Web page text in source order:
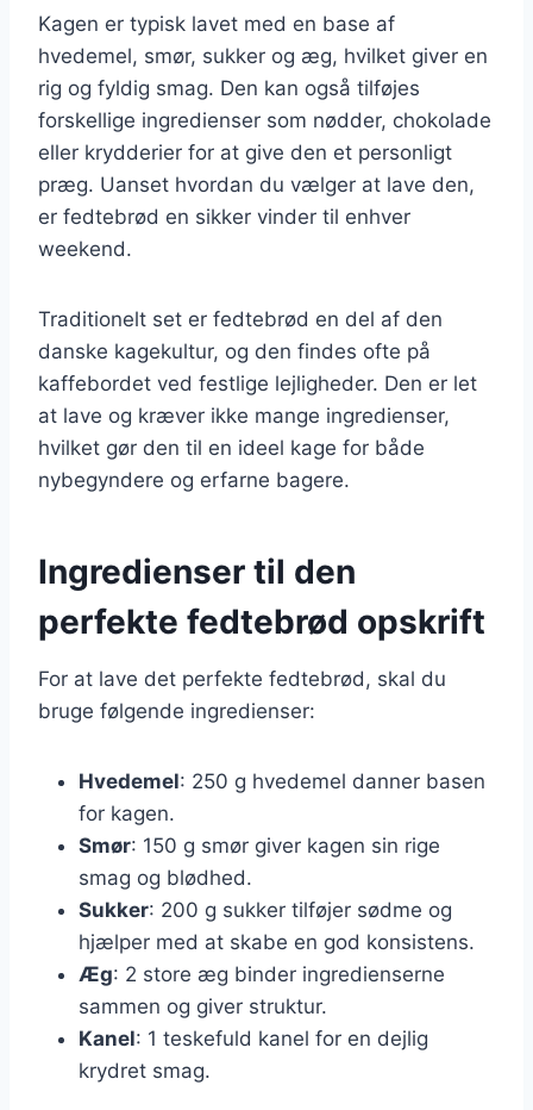
Kagen er typisk lavet med en base af
hvedemel, smør, sukker og æg, hvilket giver en
rig og fyldig smag. Den kan også tilføjes
forskellige ingredienser som nødder, chokolade
eller krydderier for at give den et personligt
præg. Uanset hvordan du vælger at lave den,
er fedtebrød en sikker vinder til enhver
weekend.
Traditionelt set er fedtebrød en del af den
danske kagekultur, og den findes ofte på
kaffebordet ved festlige lejligheder. Den er let
at lave og kræver ikke mange ingredienser,
hvilket gør den til en ideel kage for både
nybegyndere og erfarne bagere.
Ingredienser til den
perfekte fedtebrød opskrift
For at lave det perfekte fedtebrød, skal du
bruge følgende ingredienser:
Hvedemel: 250 g hvedemel danner basen
for kagen.
Smør: 150 g smør giver kagen sin rige
smag og blødhed.
Sukker: 200 g sukker tilføjer sødme og
hjælper med at skabe en god konsistens.
Æg: 2 store æg binder ingredienserne
sammen og giver struktur.
Kanel: 1 teskefuld kanel for en dejlig
krydret smag.